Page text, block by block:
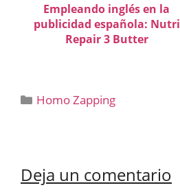
Empleando inglés en la
publicidad española: Nutri
Repair 3 Butter
Categorías
Homo Zapping
Deja un comentario